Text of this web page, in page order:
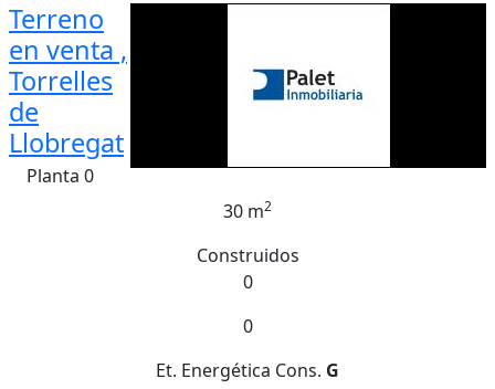
Terreno
en venta ,
Torrelles
de
Llobregat
Planta 0
30 m2
Construidos
0
0
Et. Energética Cons. G